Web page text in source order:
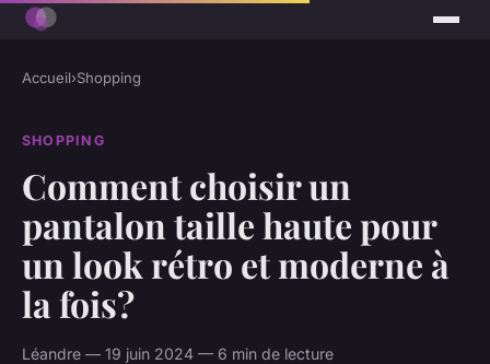
Accueil›Shopping
SHOPPING
Comment choisir un
pantalon taille haute pour
un look rétro et moderne à
la fois?
Léandre — 19 juin 2024 — 6 min de lecture